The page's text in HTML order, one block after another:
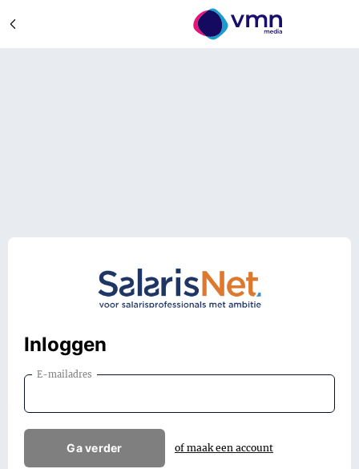
Inloggen
E-mailadres
Ga verder of maak een account